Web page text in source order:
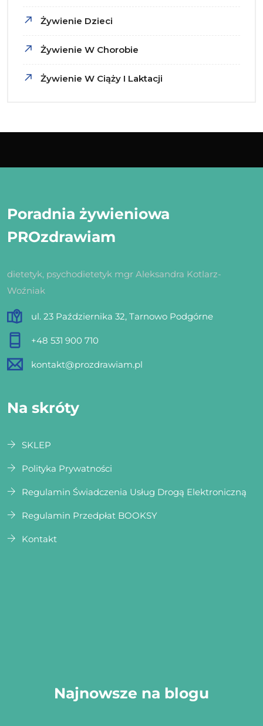
Żywienie Dzieci
Żywienie W Chorobie
Żywienie W Ciąży I Laktacji
Poradnia żywieniowa
PROzdrawiam
dietetyk, psychodietetyk mgr Aleksandra Kotlarz-
Woźniak
ul. 23 Października 32, Tarnowo Podgórne
+48 531 900 710
kontakt@prozdrawiam.pl
Na skróty
SKLEP
Polityka Prywatności
Regulamin Świadczenia Usług Drogą Elektroniczną
Regulamin Przedpłat BOOKSY
Kontakt
Najnowsze na blogu